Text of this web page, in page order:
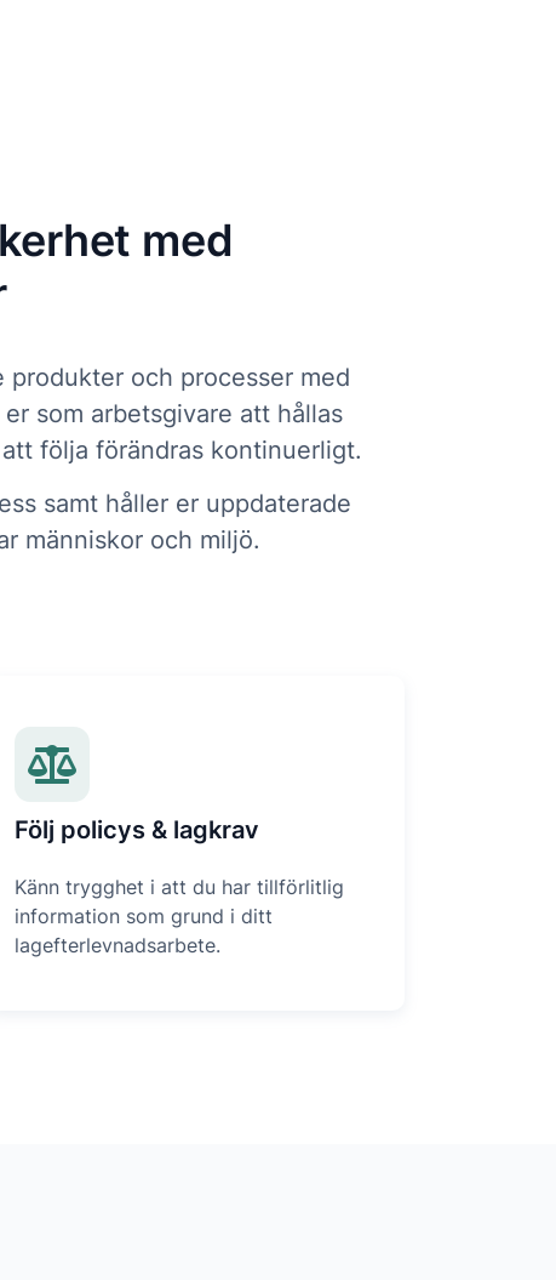
med
och processer med
som arbetsgivare att hållas
följa förändras kontinuerligt.
samt håller er uppdaterade
människor och miljö.
Följ policys & lagkrav
Känn trygghet i att du har tillförlitlig
information som grund i ditt
lagefterlevnadsarbete.